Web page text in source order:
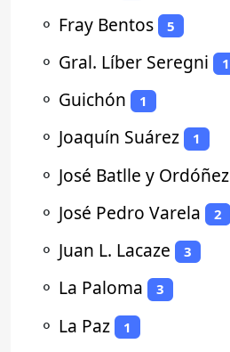
⚬ Fray Bentos 5
⚬ Gral. Líber Seregni 1
⚬ Guichón 1
⚬ Joaquín Suárez 1
⚬ José Batlle y Ordóñez
⚬ José Pedro Varela 2
⚬ Juan L. Lacaze 3
⚬ La Paloma 3
⚬ La Paz 1